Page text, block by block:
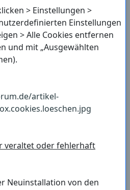
> Einstellungen >
Einstellungen
> Alle Cookies entfernen
und mit „Ausgewählten
veraltet oder fehlerhaft
Neuinstallation von den